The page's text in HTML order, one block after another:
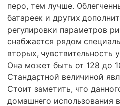
перо, тем лучше.
батареек и других
регулировки параметров
снабжается рядом
вторых, чувствительность
Она может быть от 128 до
Стандартной величиной
Стоит заметить, что
домашнего использования